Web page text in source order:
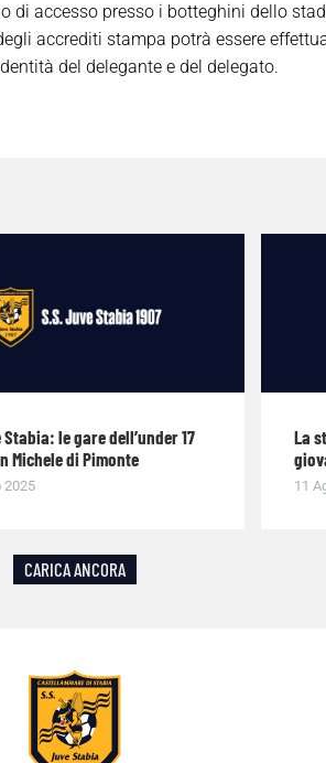
accesso presso i botteghini dello
accrediti stampa potrà essere
del delegante e del delegato.
Stabia: le gare dell’under 17
Michele di Pimonte
2025
La
11
CARICA ANCORA